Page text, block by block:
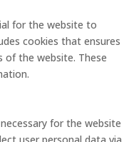
for the website to
cookies that ensures
of the website. These
for the website